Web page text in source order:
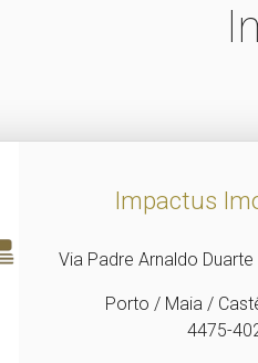
Impactus
Via Padre Arnaldo
Porto / Maia /
4475-